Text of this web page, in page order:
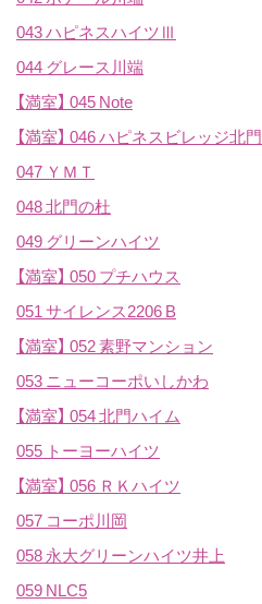
043 ハピネスハイツⅢ
044 グレース川端
【満室】 045 Note
【満室】 046 ハピネスビレッジ北門
047 ＹＭＴ
048 北門の杜
049 グリーンハイツ
【満室】 050 プチハウス
051 サイレンス2206 B
【満室】 052 素野マンション
053 ニューコーポいしかわ
【満室】 054 北門ハイム
055 トーヨーハイツ
【満室】 056 ＲＫハイツ
057 コーポ川岡
058 永大グリーンハイツ井上
059 NLC5